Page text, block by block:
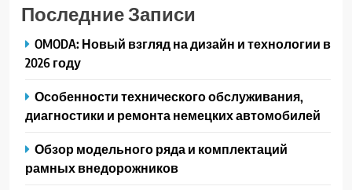
Последние Записи
OMODA: Новый взгляд на дизайн и технологии в
2026 году
Особенности технического обслуживания,
диагностики и ремонта немецких автомобилей
Обзор модельного ряда и комплектаций
рамных внедорожников